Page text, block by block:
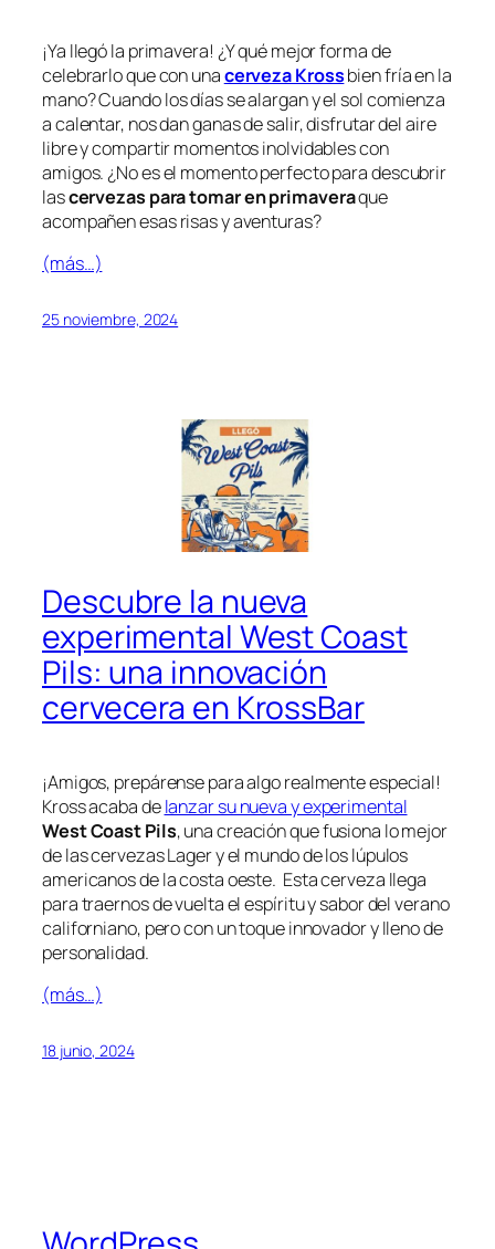
¡Ya llegó la primavera! ¿Y qué mejor forma de
celebrarlo que con unacerveza Krossbien fría en la
mano? Cuando los días se alargan y el sol comienza
a calentar, nos dan ganas de salir, disfrutar del aire
libre y compartir momentos inolvidables con
amigos. ¿No es el momento perfecto para descubrir
lascervezas para tomar en primaveraque
acompañen esas risas y aventuras?
(más…)
25 noviembre, 2024
Descubre la nueva
experimental West Coast
Pils: una innovación
cervecera en KrossBar
¡Amigos, prepárense para algo realmente especial!
Kross acaba delanzar su nueva y experimental
West Coast Pils, una creación que fusiona lo mejor
de las cervezas Lager y el mundo de los lúpulos
americanos de la costa oeste. Esta cerveza llega
para traernos de vuelta el espíritu y sabor del verano
californiano, pero con un toque innovador y lleno de
personalidad.
(más…)
18 junio, 2024